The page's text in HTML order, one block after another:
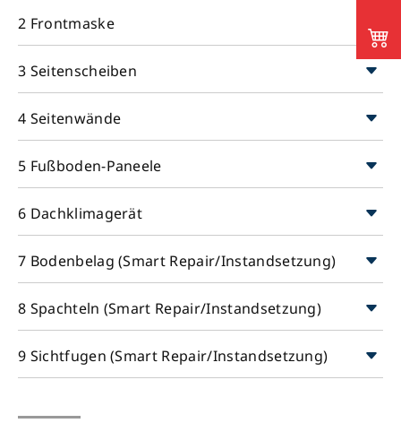
2 Frontmaske
3 Seitenscheiben
4 Seitenwände
5 Fußboden-Paneele
6 Dachklimagerät
7 Bodenbelag (Smart Repair/Instandsetzung)
8 Spachteln (Smart Repair/Instandsetzung)
9 Sichtfugen (Smart Repair/Instandsetzung)